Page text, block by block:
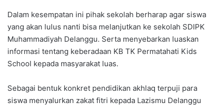
Dalam kesempatan ini pihak sekolah berharap agar siswa
yang akan lulus nanti bisa melanjutkan ke sekolah SDIPK
Muhammadiyah Delanggu. Serta menyebarkan luaskan
informasi tentang keberadaan KB TK Permatahati Kids
School kepada masyarakat luas.
Sebagai bentuk konkret pendidikan akhlaq terpuji para
siswa menyalurkan zakat fitri kepada Lazismu Delanggu